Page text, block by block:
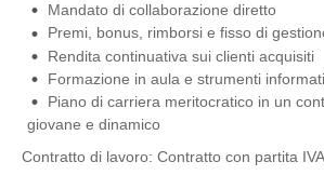
Mandato di collaborazione diretto
Premi, bonus, rimborsi e fisso di
Rendita continuativa sui clienti acquisiti
Formazione in aula e strumenti
Piano di carriera meritocratico in un
giovane e dinamico
Contratto di lavoro: Contratto con partita IVA